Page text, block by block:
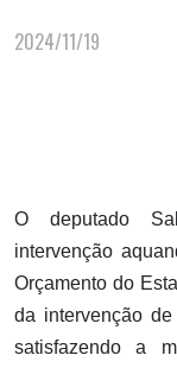
2024/11/19
O deputado
intervenção
Orçamento do
da intervenção
satisfazendo a